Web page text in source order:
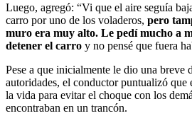
Luego, agregó: “Vi que el aire seguía
carro por uno de los voladeros, pero
muro era muy alto. Le pedí mucho a
detener el carro y no pensé que fuera
Pese a que inicialmente le dio una breve
autoridades, el conductor puntualizó que
la vida para evitar el choque con los
encontraban en un trancón.